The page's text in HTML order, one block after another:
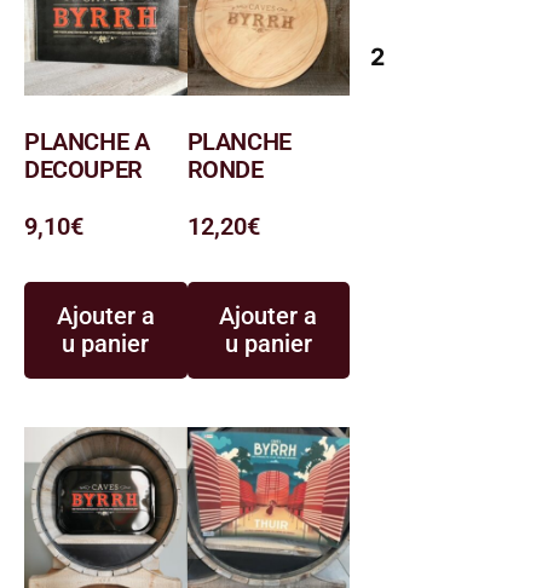
PLANCHE A
DECOUPER
9,10€
Ajouter a
u panier
PLANCHE
RONDE
12,20€
Ajouter a
u panier
2